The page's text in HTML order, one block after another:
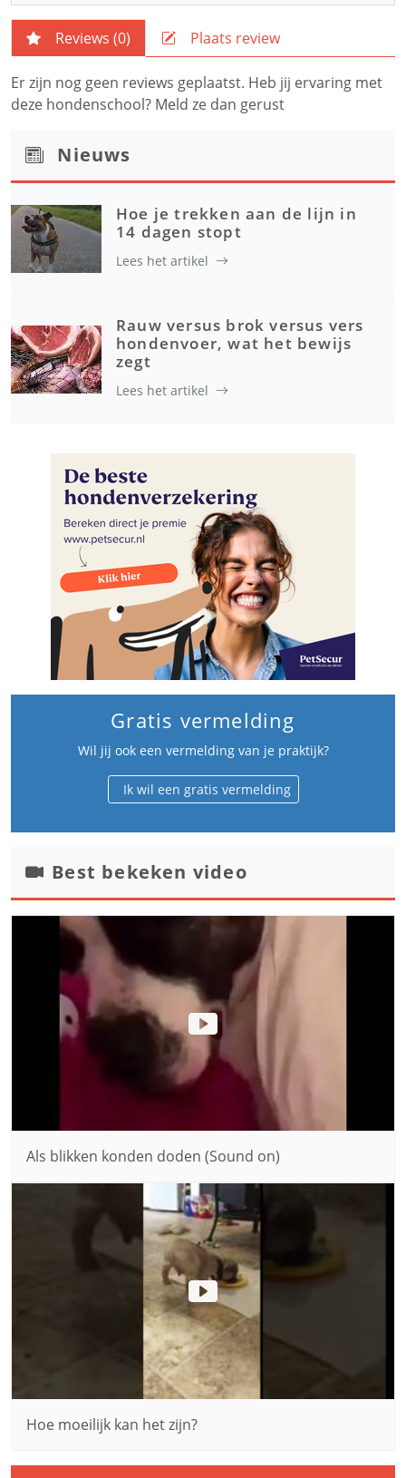
Reviews (0) Plaats review
Er zijn nog geen reviews geplaatst. Heb jij ervaring met
deze hondenschool? Meld ze dan gerust
Nieuws
Hoe je trekken aan de lijn in
14 dagen stopt
Lees het artikel
Rauw versus brok versus vers
hondenvoer, wat het bewijs
zegt
Lees het artikel
Gratis vermelding
Wil jij ook een vermelding van je praktijk?
Ik wil een gratis vermelding
Best bekeken video
Als blikken konden doden (Sound on)
Hoe moeilijk kan het zijn?